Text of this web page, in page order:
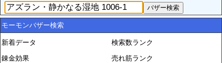
モーモンバザー検索
新着データ
錬金効果
検索数ランク
売れ筋ランク